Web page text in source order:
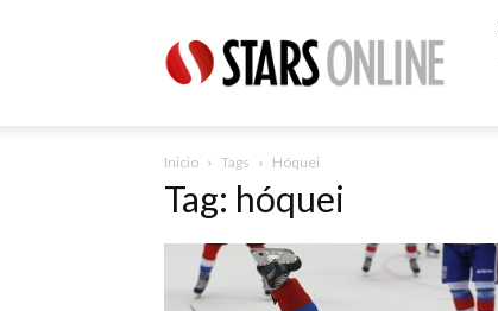
Online
Inicio Tags Hóquei
Tag: hóquei